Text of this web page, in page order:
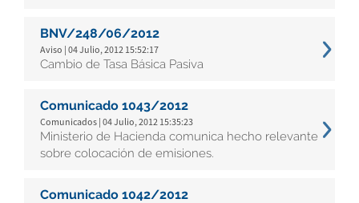
BNV/248/06/2012
Aviso | 04 Julio, 2012 15:52:17
Cambio de Tasa Básica Pasiva
Comunicado 1043/2012
Comunicados | 04 Julio, 2012 15:35:23
Ministerio de Hacienda comunica hecho relevante
sobre colocación de emisiones.
Comunicado 1042/2012